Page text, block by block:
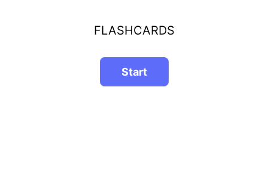
FLASHCARDS